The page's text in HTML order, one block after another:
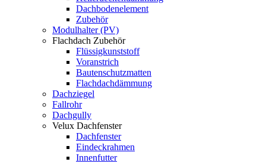
Dachbodenelement
Zubehör
Modulhalter (PV)
Flachdach Zubehör
Flüssigkunststoff
Voranstrich
Bautenschutzmatten
Flachdachdämmung
Dachziegel
Fallrohr
Dachgully
Velux Dachfenster
Dachfenster
Eindeckrahmen
Innenfutter